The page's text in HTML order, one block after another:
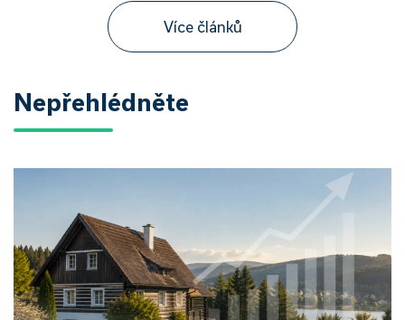
Více článků
Nepřehlédněte